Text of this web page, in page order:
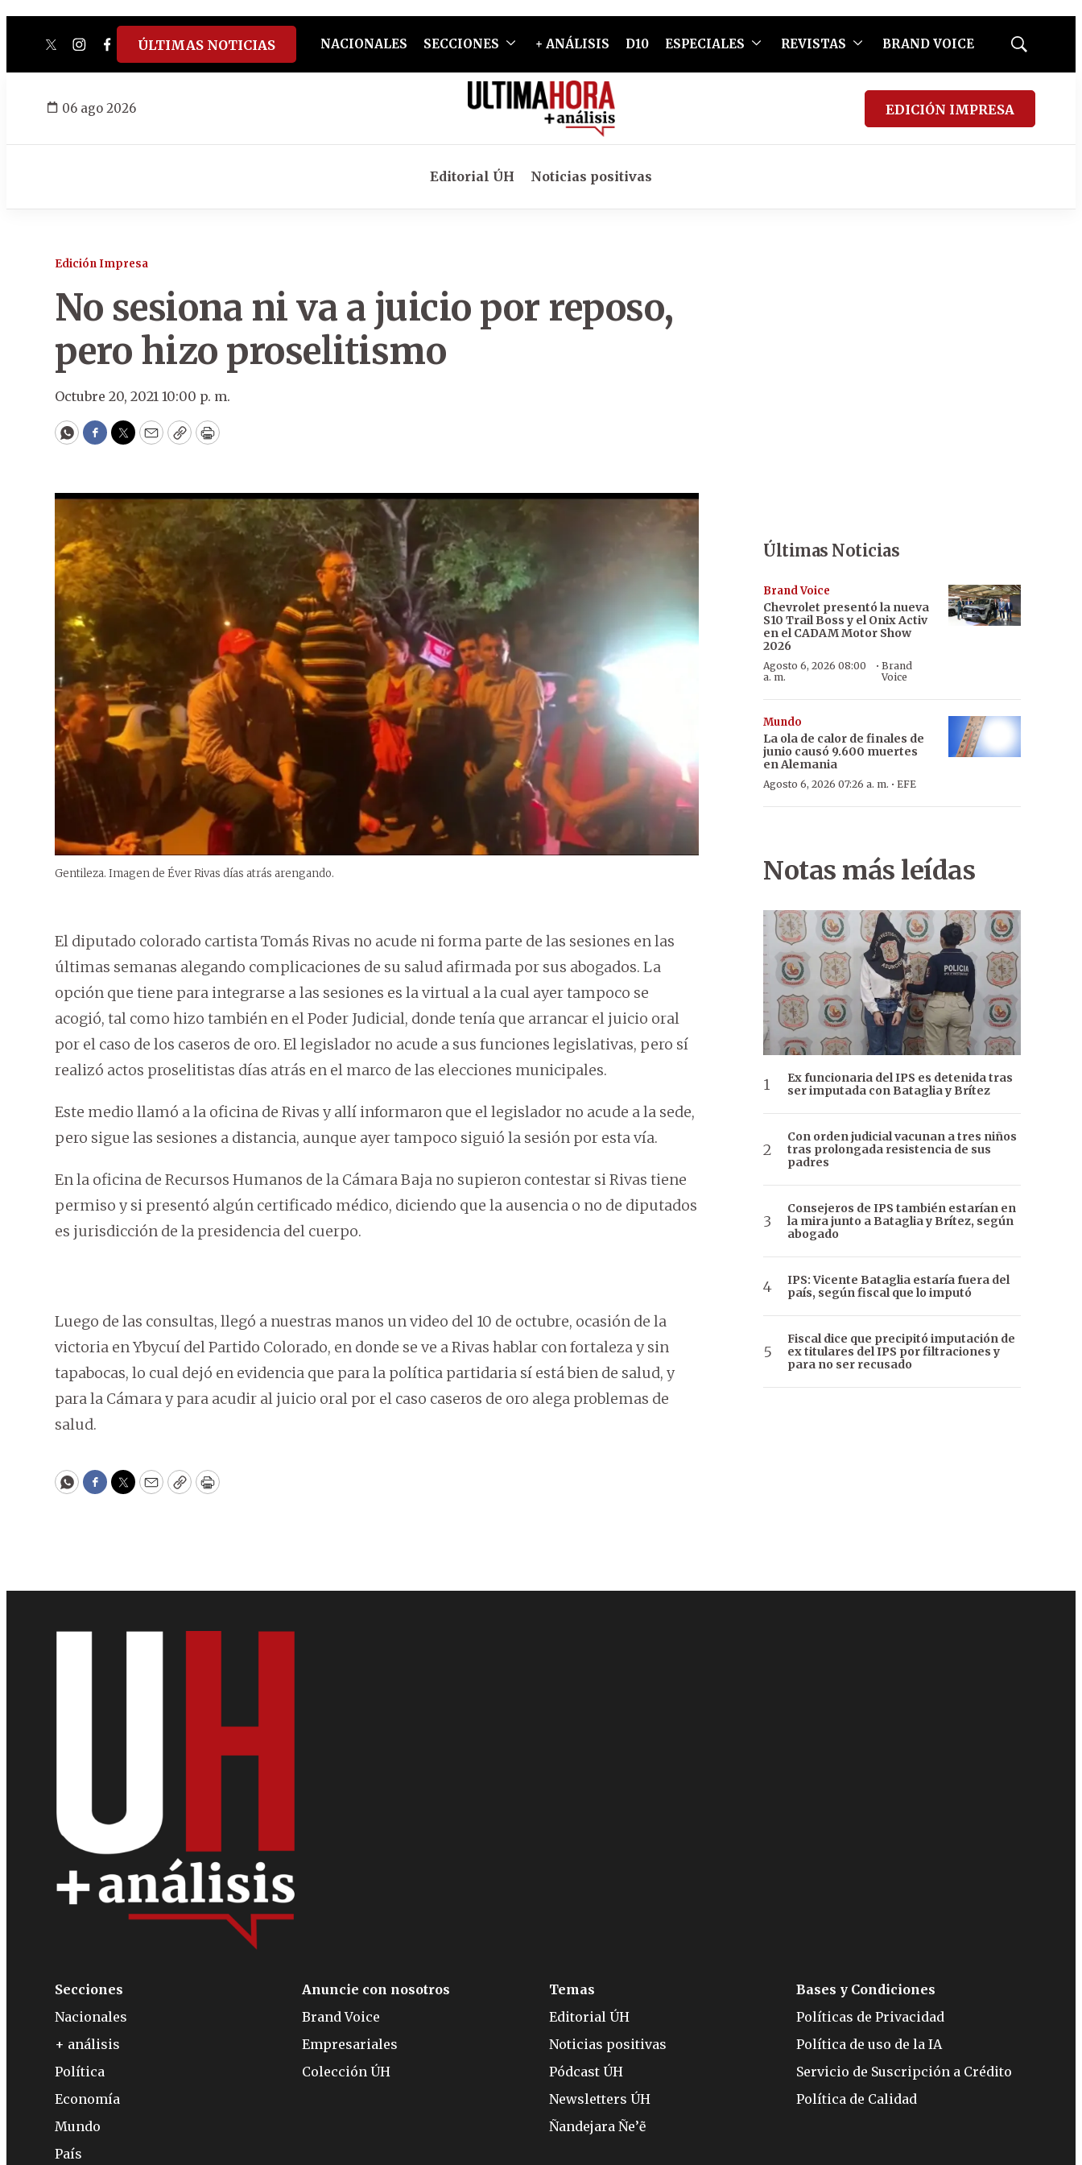
twitterinstagram
facebook
tiktokyoutube
spotify
ÚLTIMAS NOTICIAS NACIONALES SECCIONES + ANÁLISIS D10 ESPECIALES REVISTAS BRAND VOICE
Mostrar
06 ago 2026 EDICIÓN IMPRESA
Editorial ÚH Noticias positivas
Edición Impresa
No sesiona ni va a juicio por reposo,
pero hizo proselitismo
Octubre 20, 2021 10:00 p. m.
WhatsApp
Facebook
Twitter
EmailCopyPrint
Gentileza. Imagen de Éver Rivas días atrás arengando.
El diputado colorado cartista Tomás Rivas no acude ni forma parte de las sesiones en las
últimas semanas alegando complicaciones de su salud afirmada por sus abogados. La
opción que tiene para integrarse a las sesiones es la virtual a la cual ayer tampoco se
acogió, tal como hizo también en el Poder Judicial, donde tenía que arrancar el juicio oral
por el caso de los caseros de oro. El legislador no acude a sus funciones legislativas, pero sí
realizó actos proselitistas días atrás en el marco de las elecciones municipales.
Este medio llamó a la oficina de Rivas y allí informaron que el legislador no acude a la sede,
pero sigue las sesiones a distancia, aunque ayer tampoco siguió la sesión por esta vía.
En la oficina de Recursos Humanos de la Cámara Baja no supieron contestar si Rivas tiene
permiso y si presentó algún certificado médico, diciendo que la ausencia o no de diputados
es jurisdicción de la presidencia del cuerpo.
Luego de las consultas, llegó a nuestras manos un video del 10 de octubre, ocasión de la
victoria en Ybycuí del Partido Colorado, en donde se ve a Rivas hablar con fortaleza y sin
tapabocas, lo cual dejó en evidencia que para la política partidaria sí está bien de salud, y
para la Cámara y para acudir al juicio oral por el caso caseros de oro alega problemas de
salud.
WhatsApp
Facebook
Twitter
EmailCopyPrint
Últimas Noticias
Brand Voice
Chevrolet presentó la nueva
S10 Trail Boss y el Onix Activ
en el CADAM Motor Show
2026
Agosto 6, 2026 08:00
a. m.
·Brand
Voice
Mundo
La ola de calor de finales de
junio causó 9.600 muertes
en Alemania
Agosto 6, 2026 07:26 a. m. · EFE
Notas más leídas
Ex funcionaria del IPS es detenida tras
ser imputada con Bataglia y Brítez
Con orden judicial vacunan a tres niños
tras prolongada resistencia de sus
padres
Consejeros de IPS también estarían en
la mira junto a Bataglia y Brítez, según
abogado
IPS: Vicente Bataglia estaría fuera del
país, según fiscal que lo imputó
Fiscal dice que precipitó imputación de
ex titulares del IPS por filtraciones y
para no ser recusado
Secciones
Nacionales
+ análisis
Política
Economía
Mundo
País
Anuncie con nosotros
Brand Voice
Empresariales
Colección ÚH
Temas
Editorial ÚH
Noticias positivas
Pódcast ÚH
Newsletters ÚH
Ñandejara Ñe’ẽ
Bases y Condiciones
Políticas de Privacidad
Política de uso de la IA
Servicio de Suscripción a Crédito
Política de Calidad